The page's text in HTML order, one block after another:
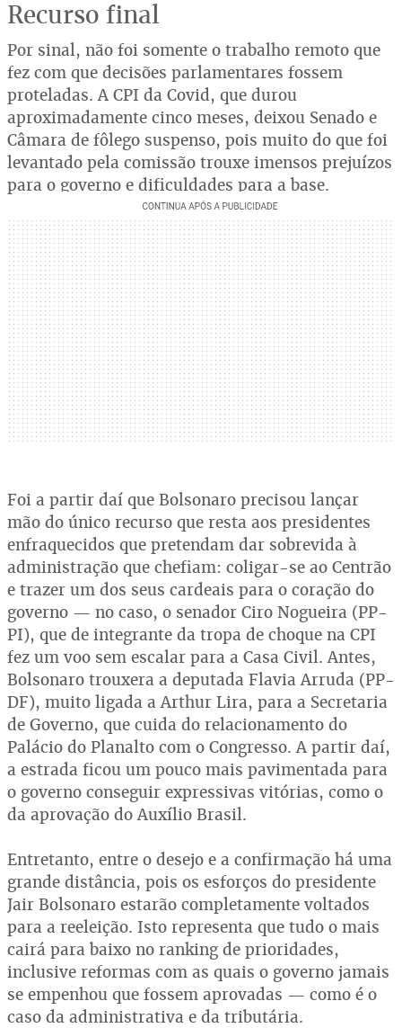
Recurso final
Por sinal, não foi somente o trabalho remoto que
fez com que decisões parlamentares fossem
proteladas. A CPI da Covid, que durou
aproximadamente cinco meses, deixou Senado e
Câmara de fôlego suspenso, pois muito do que foi
levantado pela comissão trouxe imensos prejuízos
para o governo e dificuldades para a base.
Foi a partir daí que Bolsonaro precisou lançar
mão do único recurso que resta aos presidentes
enfraquecidos que pretendam dar sobrevida à
administração que chefiam: coligar-se ao Centrão
e trazer um dos seus cardeais para o coração do
governo — no caso, o senador Ciro Nogueira (PP-
PI), que de integrante da tropa de choque na CPI
fez um voo sem escalar para a Casa Civil. Antes,
Bolsonaro trouxera a deputada Flavia Arruda (PP-
DF), muito ligada a Arthur Lira, para a Secretaria
de Governo, que cuida do relacionamento do
Palácio do Planalto com o Congresso. A partir daí,
a estrada ficou um pouco mais pavimentada para
o governo conseguir expressivas vitórias, como o
da aprovação do Auxílio Brasil.
Entretanto, entre o desejo e a confirmação há uma
grande distância, pois os esforços do presidente
Jair Bolsonaro estarão completamente voltados
para a reeleição. Isto representa que tudo o mais
cairá para baixo no ranking de prioridades,
inclusive reformas com as quais o governo jamais
se empenhou que fossem aprovadas — como é o
caso da administrativa e da tributária.